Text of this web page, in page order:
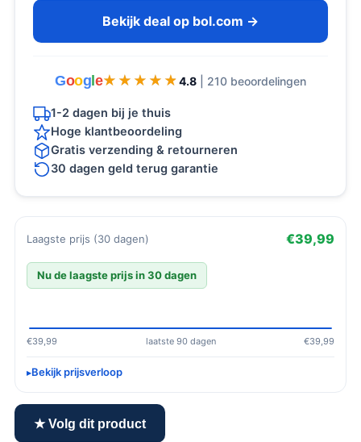
Bekijk deal op bol.com →
Goog e★★★★★
★★★★★ 4.8 | 210 beoordelingen
1-2 dagen bij je thuis
Hoge klantbeoordeling
Gratis verzending & retourneren
30 dagen geld terug garantie
Laagste prijs (30 dagen) €39,99
Nu de laagste prijs in 30 dagen
€39,99 laatste 90 dagen €39,99
Bekijk prijsverloop
★ Volg dit product